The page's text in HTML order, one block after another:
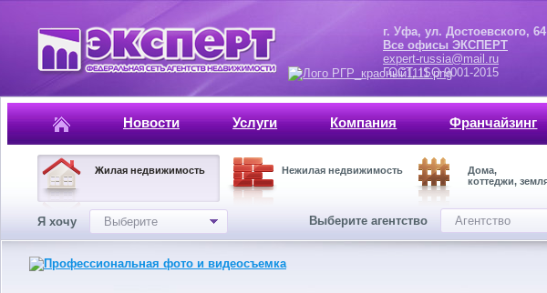
г. Уфа, ул. Достоевского, 64
Все офисы ЭКСПЕРТ
expert-russia@mail.ru
ГОСТ, ISO 9001-2015
Новости Услуги Компания Франчайзинг
Жилая недвижимость Нежилая недвижимость
Дома,
коттеджи,
Я хочу Выберите Выберите агентство Агентство